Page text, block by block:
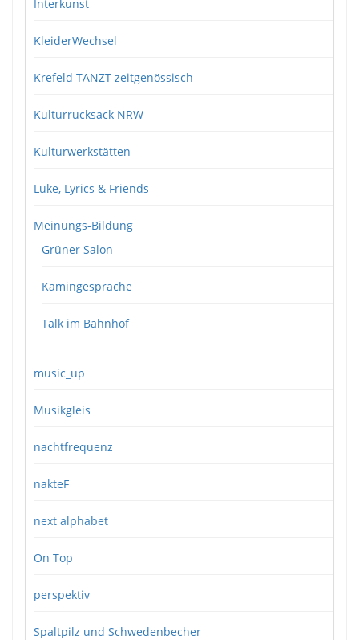
Interkunst
KleiderWechsel
Krefeld TANZT zeitgenössisch
Kulturrucksack NRW
Kulturwerkstätten
Luke, Lyrics & Friends
Meinungs-Bildung
Grüner Salon
Kamingespräche
Talk im Bahnhof
music_up
Musikgleis
nachtfrequenz
nakteF
next alphabet
On Top
perspektiv
Spaltpilz und Schwedenbecher